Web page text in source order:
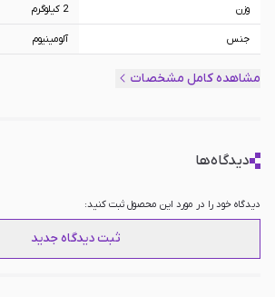
وزن 2 کیلوگرم
جنس آلومینیوم
مشاهده کامل مشخصات
دیدگاه‌ها
دیدگاه خود را در مورد این محصول ثبت کنید:
ثبت دیدگاه جدید